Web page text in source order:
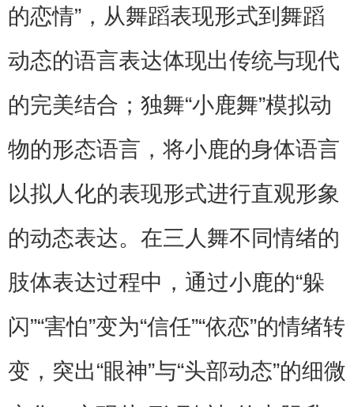
的恋情”，从舞蹈表现形式到舞蹈
动态的语言表达体现出传统与现代
的完美结合；独舞“小鹿舞”模拟动
物的形态语言，将小鹿的身体语言
以拟人化的表现形式进行直观形象
的动态表达。在三人舞不同情绪的
肢体表达过程中，通过小鹿的“躲
闪”“害怕”变为“信任”“依恋”的情绪转
变，突出“眼神”与“头部动态”的细微